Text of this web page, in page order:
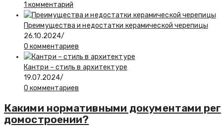
1 комментарий
Преимущества и недостатки керамической черепицы
26.10.2024/
0 комментариев
Кантри – стиль в архитектуре
19.07.2024/
0 комментариев
Какими нормативными документами
домостроении?